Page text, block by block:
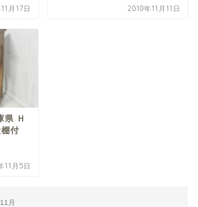
月17日 2010年11月11日
県 Ｈ
付
11月5日
11月